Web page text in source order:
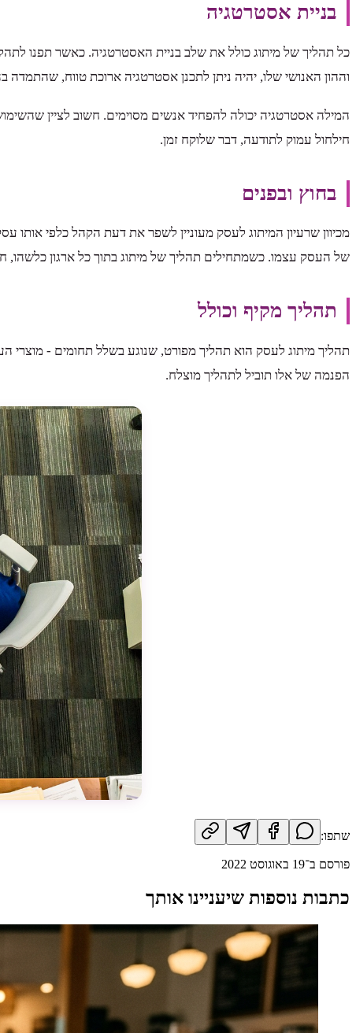
בניית אסטרטגיה
כל תהליך של מיתוג כולל את שלב בניית האסטרטגיה. כאשר תפנו
וההון האנושי שלו, יהיה ניתן לתכנן אסטרטגיה ארוכת טווח,
המילה אסטרטגיה יכולה להפחיד אנשים מסוימים. חשוב לציין
חילחול עמוק לתודעה, דבר שלוקח זמן.
בחוץ ובפנים
מכיוון שרעיון המיתוג לעסק מעוניין לשפר את דעת הקהל כלפי
של העסק עצמו. כשמתחילים תהליך של מיתוג בתוך כל ארגון
תהליך מקיף וכולל
תהליך מיתוג לעסק הוא תהליך מפורט, שנוגע בשלל תחומים - מוצרי
הפנמה של אלו תוביל לתהליך מוצלח.
שתפו:
פורסם ב־19 באוגוסט 2022
כתבות נוספות שיעניינו אותך